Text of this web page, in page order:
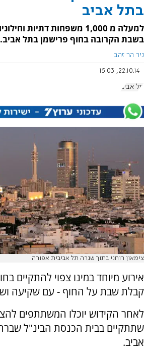
בתל אביב
למעלה מ 1,000 משפחות דתיות
בשבת הקרובה בחוף פרישמן בתל אביב.
ניר הר זהב
22.10.14, 15:03
תל אביב
צימאון רוחני בתוך שגרה תל אביבית אפורה
אירוע מיוחד במינו צפוי להתקיים
קבלת שבת על החוף - עם שקיעה
לאחר הקידוש יוכלו המשתתפים
שתתקיים בבית הכנסת הבינ"ל
אביב.